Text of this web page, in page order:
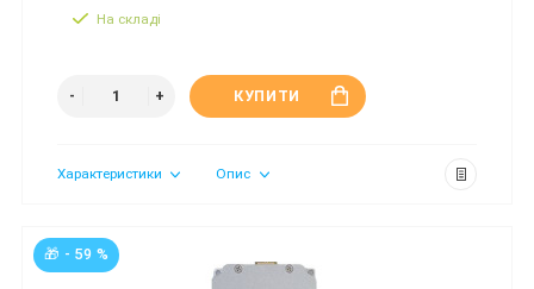
На складі
КУПИТИ
Характеристики Опис
🎁 - 59 %